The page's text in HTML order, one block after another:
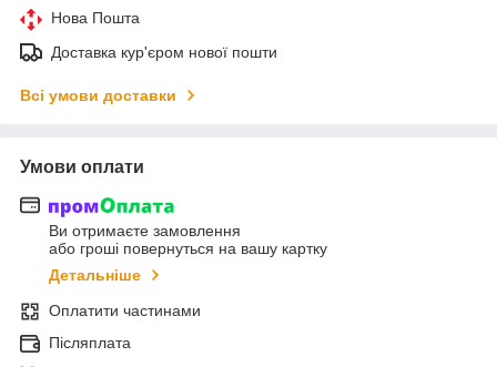
Нова Пошта
Доставка кур'єром нової пошти
Всі умови доставки
Умови оплати
Ви отримаєте замовлення
або гроші повернуться на вашу картку
Детальніше
Оплатити частинами
Післяплата